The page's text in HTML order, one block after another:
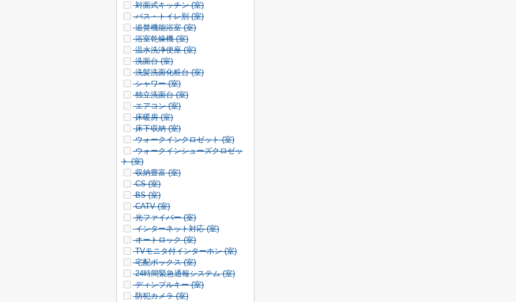
対面式キッチン (室)
バス・トイレ別 (室)
追焚機能浴室 (室)
浴室乾燥機 (室)
温水洗浄便座 (室)
洗面台 (室)
洗髪洗面化粧台 (室)
シャワー (室)
独立洗面台 (室)
エアコン (室)
床暖房 (室)
床下収納 (室)
ウォークインクロゼット (室)
ウォークインシューズクロゼッ
ト (室)
収納豊富 (室)
CS (室)
BS (室)
CATV (室)
光ファイバー (室)
インターネット対応 (室)
オートロック (室)
TVモニタ付インターホン (室)
宅配ボックス (室)
24時間緊急通報システム (室)
ディンプルキー (室)
防犯カメラ (室)